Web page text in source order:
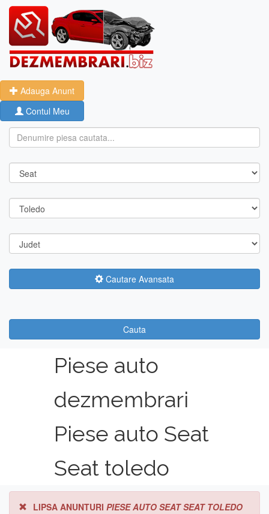
Adauga Anunt
Contul Meu
Cautare Avansata
Cauta
Piese auto
dezmembrari
Piese auto Seat
Seat toledo
LIPSA ANUNTURI PIESE AUTO SEAT SEAT TOLEDO